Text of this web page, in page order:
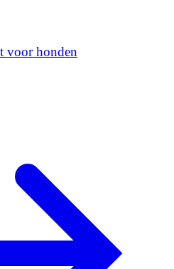
voor honden